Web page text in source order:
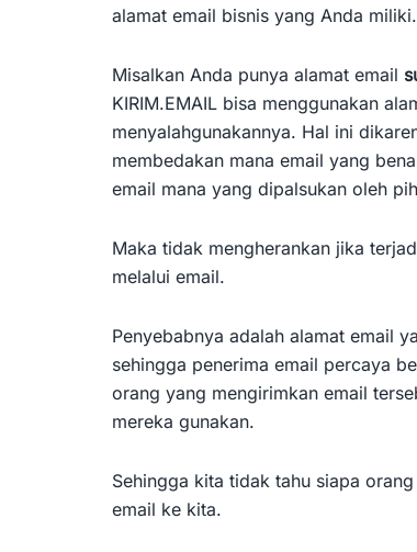
alamat email bisnis yang Anda miliki.
Misalkan Anda punya alamat email
KIRIM.EMAIL bisa menggunakan
menyalahgunakannya. Hal ini
membedakan mana email yang
email mana yang dipalsukan oleh
Maka tidak mengherankan jika
melalui email.
Penyebabnya adalah alamat email
sehingga penerima email percaya
orang yang mengirimkan email
mereka gunakan.
Sehingga kita tidak tahu siapa
email ke kita.